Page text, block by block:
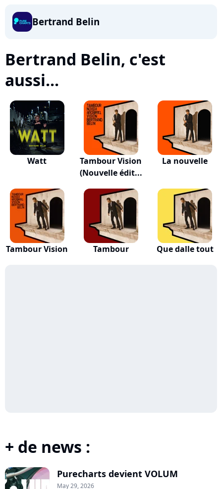
Bertrand Belin
Bertrand Belin, c'est
aussi...
Watt
Tambour Vision
(Nouvelle édit...
La nouvelle
Tambour Vision Tambour Que dalle tout
+ de news :
Purecharts devient VOLUM
May 29, 2026